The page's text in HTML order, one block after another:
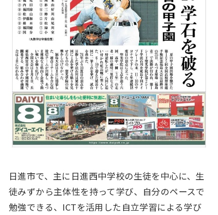
日進市で、主に日進西中学校の生徒を中心に、生
徒みずから主体性を持って学び、自分のペースで
勉強できる、ICTを活用した自立学習による学び